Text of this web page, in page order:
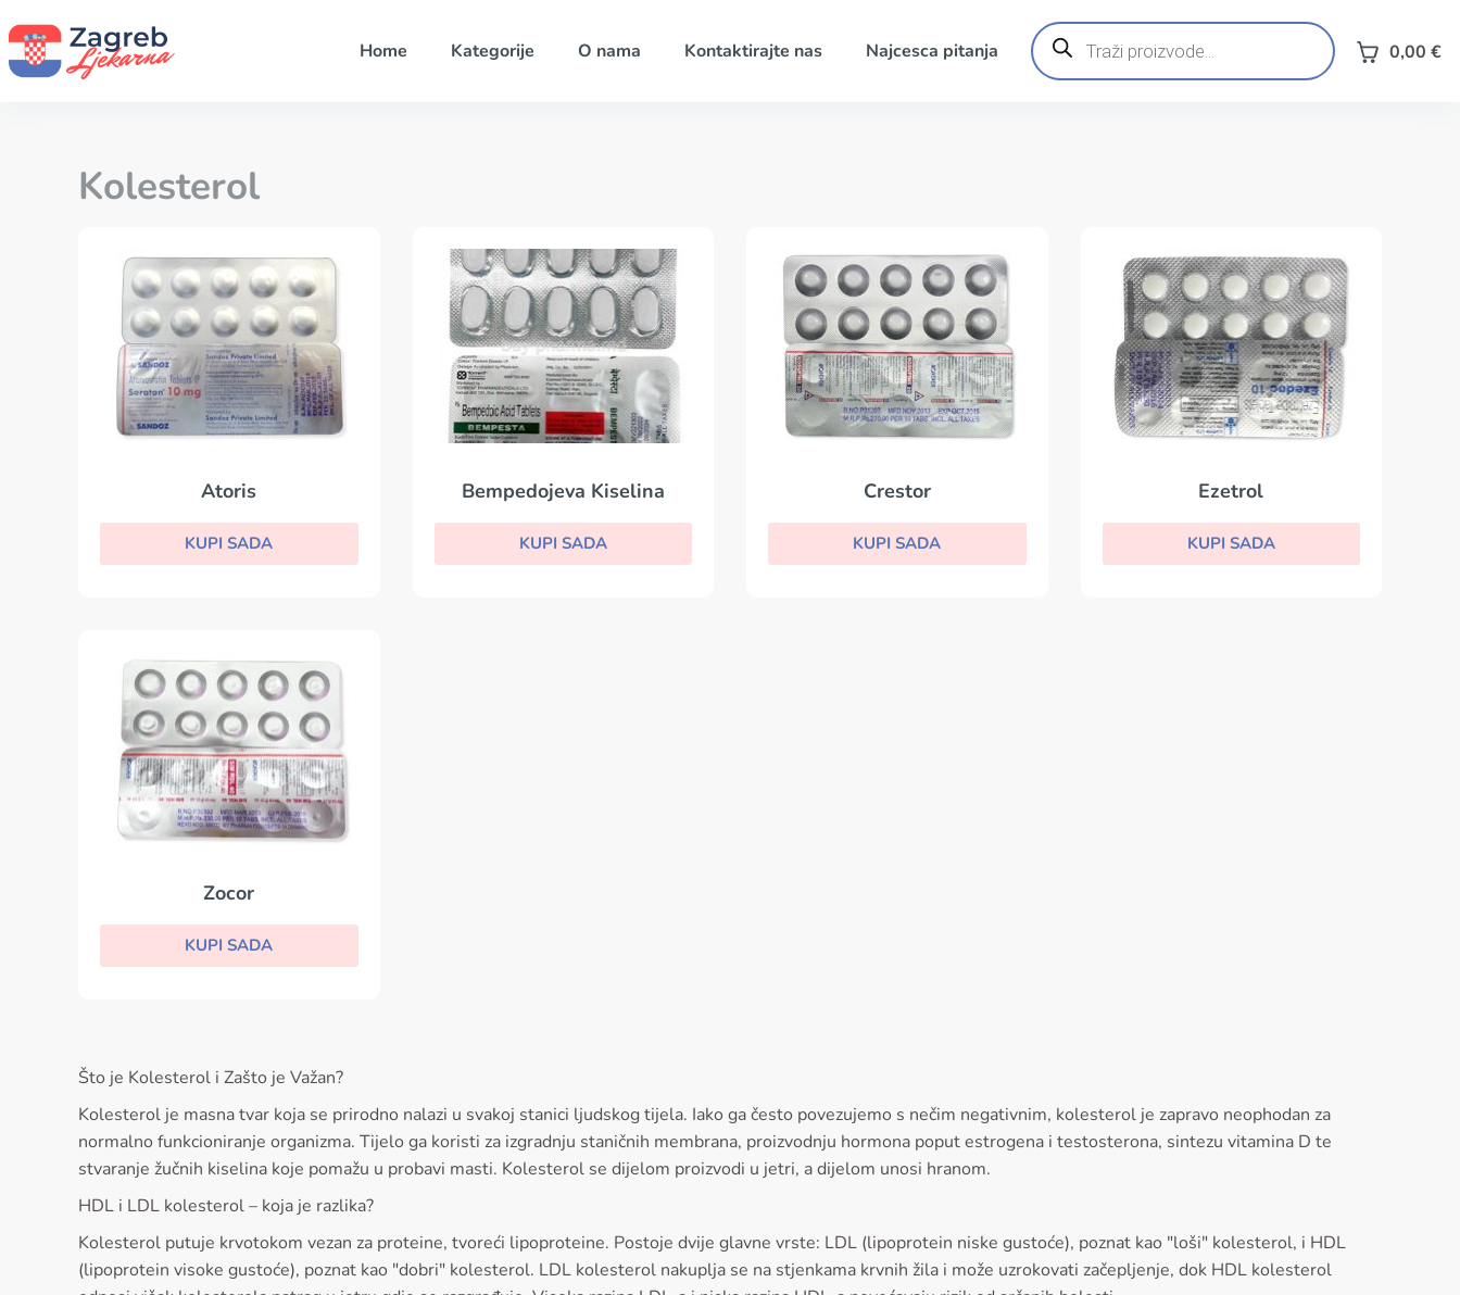
Home Kategorije O nama Kontaktirajte nas Najcesca pitanja
Products
search 0,00 €
Kolesterol
Atoris
KUPI SADA
Bempedojeva Kiselina
KUPI SADA
Crestor
KUPI SADA
Ezetrol
KUPI SADA
Zocor
KUPI SADA
Što je Kolesterol i Zašto je Važan?
Kolesterol je masna tvar koja se prirodno nalazi u svakoj stanici ljudskog tijela. Iako ga često povezujemo s nečim negativnim, kolesterol je zapravo neophodan za
normalno funkcioniranje organizma. Tijelo ga koristi za izgradnju staničnih membrana, proizvodnju hormona poput estrogena i testosterona, sintezu vitamina D te
stvaranje žučnih kiselina koje pomažu u probavi masti. Kolesterol se dijelom proizvodi u jetri, a dijelom unosi hranom.
HDL i LDL kolesterol – koja je razlika?
Kolesterol putuje krvotokom vezan za proteine, tvoreći lipoproteine. Postoje dvije glavne vrste: LDL (lipoprotein niske gustoće), poznat kao "loši" kolesterol, i HDL
(lipoprotein visoke gustoće), poznat kao "dobri" kolesterol. LDL kolesterol nakuplja se na stjenkama krvnih žila i može uzrokovati začepljenje, dok HDL kolesterol